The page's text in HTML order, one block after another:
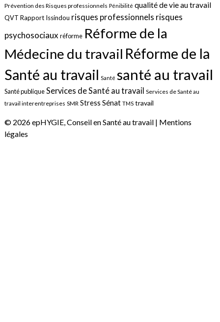
Prévention des Risques professionnels Pénibilité qualité de vie au travail
QVT Rapport Issindou risques professionnels risques
psychosociaux réforme Réforme de la
Médecine du travail Réforme de la
Santé au travail Santé santé au travail
Santé publique Services de Santé au travail Services de Santé au
travail interentreprises SMR Stress Sénat TMS travail
© 2026 epHYGIE, Conseil en Santé au travail | Mentions
légales